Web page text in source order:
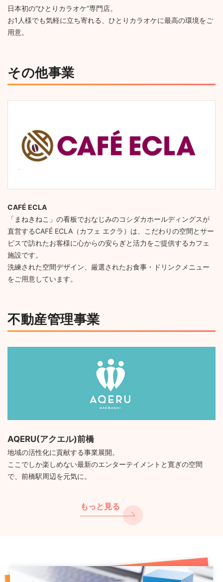
日本初の“ひとりカラオケ”専門店。
お1人様でも気軽に立ち寄れる、ひとりカラオケに最高の環境をご
用意。
その他事業
CAFÉ ECLA
「まねきねこ」の看板でおなじみのコシダカホールディングスが
直営するCAFÉ ECLA（カフェ エクラ）は、こだわりの空間とサー
ビスで訪れたお客様に心からの安らぎと活力をご提供するカフェ
施設です。
洗練された空間デザイン、厳選されたお食事・ドリンクメニュー
をご用意しています。
不動産管理事業
AQERU(アクエル)前橋
地域の活性化に貢献する事業展開。
ここでしか楽しめない最新のエンターテイメントと寛ぎの空間
で、前橋駅周辺を元気に。
もっと見る